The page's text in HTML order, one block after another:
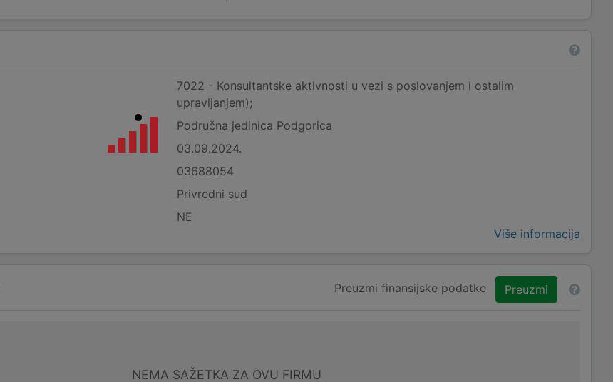
7022 - Konsultantske aktivnosti u vezi s poslovanjem i ostalim
upravljanjem);
Područna jedinica Podgorica
03.09.2024.
03688054
Privredni sud
NE
Više informacija
Preuzmi finansijske podatke Preuzmi
NEMA SAŽETKA ZA OVU FIRMU